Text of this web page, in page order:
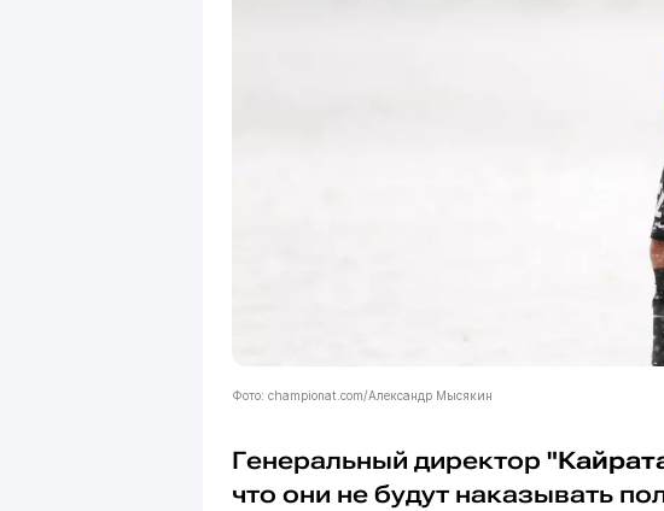
Фото: championat.com/Александр Мысякин
Генеральный директор
что они не будут наказывать